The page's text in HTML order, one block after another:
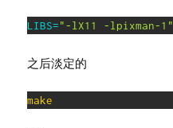
LIBS="-lX11 -lpixman-1"
之后淡定的
make